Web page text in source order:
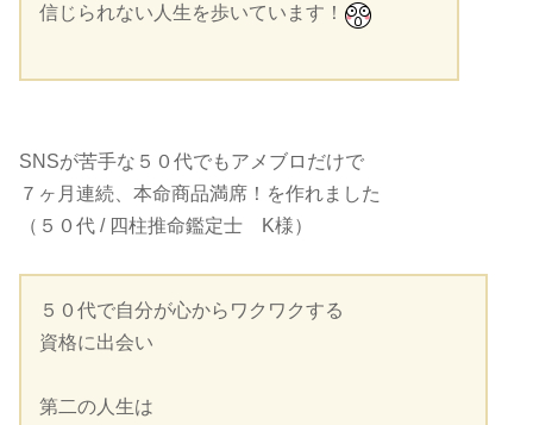
信じられない人生を歩いています！
SNSが苦手な５０代でもアメブロだけで
７ヶ月連続、本命商品満席！を作れました
（５０代 / 四柱推命鑑定士 K様）
５０代で自分が心からワクワクする
資格に出会い
第二の人生は